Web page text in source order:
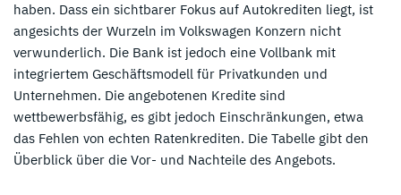
haben. Dass ein sichtbarer Fokus auf Autokrediten liegt, ist
angesichts der Wurzeln im Volkswagen Konzern nicht
verwunderlich. Die Bank ist jedoch eine Vollbank mit
integriertem Geschäftsmodell für Privatkunden und
Unternehmen. Die angebotenen Kredite sind
wettbewerbsfähig, es gibt jedoch Einschränkungen, etwa
das Fehlen von echten Ratenkrediten. Die Tabelle gibt den
Überblick über die Vor- und Nachteile des Angebots.